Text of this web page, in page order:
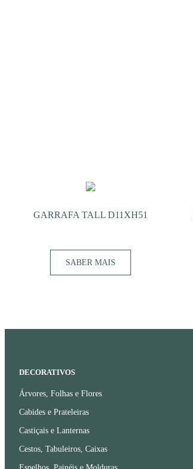
GARRAFA TALL D11XH51
SABER MAIS
DECORATIVOS
Árvores, Folhas e Flores
Cabides e Prateleiras
Castiçais e Lanternas
Cestos, Tabuleiros, Caixas